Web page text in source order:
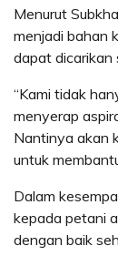
Menurut
menjadi bahan
dapat dicarikan
“Kami tidak
menyerap
Nantinya akan
untuk
Dalam
kepada petani
dengan baik